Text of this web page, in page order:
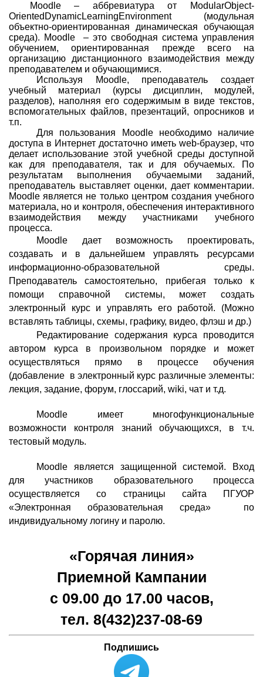
«Горячая линия»
Приемной Кампании
с 09.00 до 17.00 часов,
тел. 8(432)237-08-69
Подпишись
Moodle – аббревиатура от ModularObject-
OrientedDynamicLearningEnvironment (модульная
объектно-ориентированная динамическая обучающая
среда). Moodle – это свободная система управления
обучением, ориентированная прежде всего на
организацию дистанционного взаимодействия между
преподавателем и обучающимися.
Используя Moodle, преподаватель создает
учебный материал (курсы дисциплин, модулей,
разделов), наполняя его содержимым в виде текстов,
вспомогательных файлов, презентаций, опросников и
т.п.
Для пользования Moodle необходимо наличие
доступа в Интернет достаточно иметь web-браузер, что
делает использование этой учебной среды доступной
как для преподавателя, так и для обучаемых. По
результатам выполнения обучаемыми заданий,
преподаватель выставляет оценки, дает комментарии.
Moodle является не только центром создания учебного
материала, но и контроля, обеспечения интерактивного
взаимодействия между участниками учебного
процесса.
Moodle дает возможность проектировать,
создавать и в дальнейшем управлять ресурсами
информационно-образовательной среды.
Преподаватель самостоятельно, прибегая только к
помощи справочной системы, может создать
электронный курс и управлять его работой. (Можно
вставлять таблицы, схемы, графику, видео, флэш и др.)
Редактирование содержания курса проводится
автором курса в произвольном порядке и может
осуществляться прямо в процессе обучения
(добавление в электронный курс различные элементы:
лекция, задание, форум, глоссарий, wiki, чат и т.д.
Moodle имеет многофункциональные
возможности контроля знаний обучающихся, в т.ч.
тестовый модуль.
Moodle является защищенной системой. Вход
для участников образовательного процесса
осуществляется со страницы сайта ПГУОР
«Электронная образовательная среда» по
индивидуальному логину и паролю.